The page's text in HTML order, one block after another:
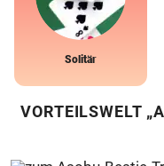
Solitär
VORTEILSWELT